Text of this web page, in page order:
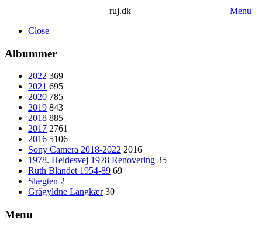
ruj.dk
Menu
Close
Albummer
2022 369
2021 695
2020 785
2019 843
2018 885
2017 2761
2016 5106
Sony Camera 2018-2022 2016
1978. Heidesvej 1978 Renovering 35
Ruth Blandet 1954-89 69
Slægten 2
Grågyldne Langkær 30
Menu